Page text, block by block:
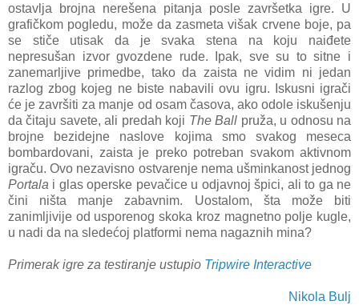
ostavlja brojna nerešena pitanja posle završetka igre. U
grafičkom pogledu, može da zasmeta višak crvene boje, pa
se stiče utisak da je svaka stena na koju naiđete
nepresušan izvor gvozdene rude. Ipak, sve su to sitne i
zanemarljive primedbe, tako da zaista ne vidim ni jedan
razlog zbog kojeg ne biste nabavili ovu igru. Iskusni igrači
će je završiti za manje od osam časova, ako odole iskušenju
da čitaju savete, ali predah koji The Ball pruža, u odnosu na
brojne bezidejne naslove kojima smo svakog meseca
bombardovani, zaista je preko potreban svakom aktivnom
igraču. Ovo nezavisno ostvarenje nema ušminkanost jednog
Portala i glas operske pevačice u odjavnoj špici, ali to ga ne
čini ništa manje zabavnim. Uostalom, šta može biti
zanimljivije od usporenog skoka kroz magnetno polje kugle,
u nadi da na sledećoj platformi nema nagaznih mina?
Primerak igre za testiranje ustupio Tripwire Interactive
Nikola Bulj